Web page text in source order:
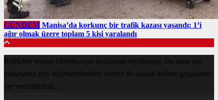
GÜNDEM Manisa’da korkunç bir trafik kazası yaşandı: 1’i
ağır olmak üzere toplam 5 kişi yaralandı
BirHaber teması birtema.com tarafından üretilmiştir. Bu alanı seo
çalışmanız için değerlendirebilir, siteniz ile alakalı kelime gruplarına
yer verebilirsiniz.